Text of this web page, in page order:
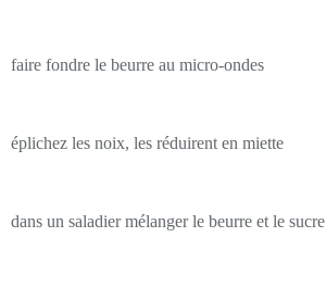
faire fondre le beurre au micro-ondes
éplichez les noix, les réduirent en miette
dans un saladier mélanger le beurre et le sucre